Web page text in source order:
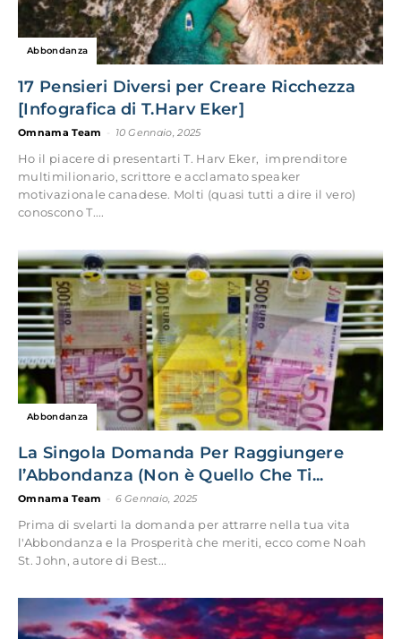
Abbondanza
17 Pensieri Diversi per Creare Ricchezza
[Infografica di T.Harv Eker]
Omnama Team 10 Gennaio, 2025
Ho il piacere di presentarti T. Harv Eker, imprenditore
multimilionario, scrittore e acclamato speaker
motivazionale canadese. Molti (quasi tutti a dire il vero)
conoscono T....
Abbondanza
La Singola Domanda Per Raggiungere
l’Abbondanza (Non è Quello Che Ti...
Omnama Team 6 Gennaio, 2025
Prima di svelarti la domanda per attrarre nella tua vita
l'Abbondanza e la Prosperità che meriti, ecco come Noah
St. John, autore di Best...